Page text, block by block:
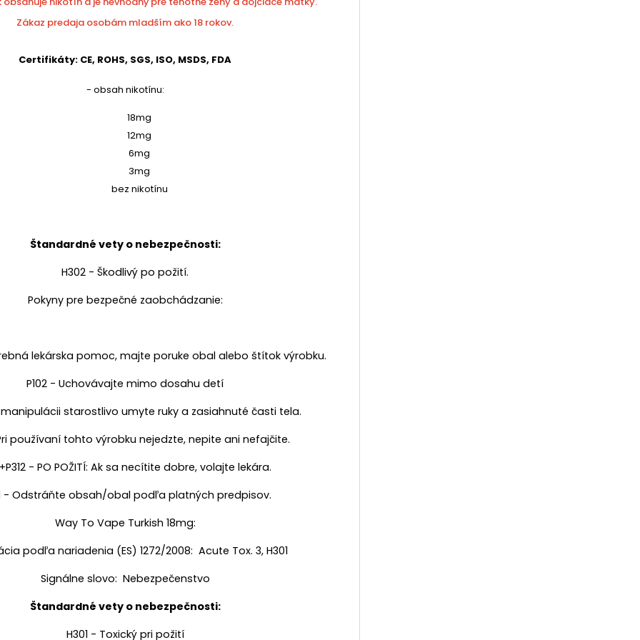
Zákaz predaja osobám mladším ako 18 rokov.
Certifikáty: CE, ROHS, SGS, ISO, MSDS, FDA
- obsah nikotínu:
18mg
12mg
6mg
3mg
bez nikotínu
Štandardné vety o nebezpečnosti:
H302 - Škodlivý po požití.
Pokyny pre bezpečné zaobchádzanie:
lekárska pomoc, majte poruke obal alebo štítok výrobku.
P102 - Uchovávajte mimo dosahu detí
manipulácii starostlivo umyte ruky a zasiahnuté časti tela.
používaní tohto výrobku nejedzte, nepite ani nefajčite.
- PO POŽITÍ: Ak sa necítite dobre, volajte lekára.
- Odstráňte obsah/obal podľa platných predpisov.
Way To Vape Turkish 18mg:
podľa nariadenia (ES) 1272/2008: Acute Tox. 3, H301
Signálne slovo: Nebezpečenstvo
Štandardné vety o nebezpečnosti:
H301 - Toxický pri požití